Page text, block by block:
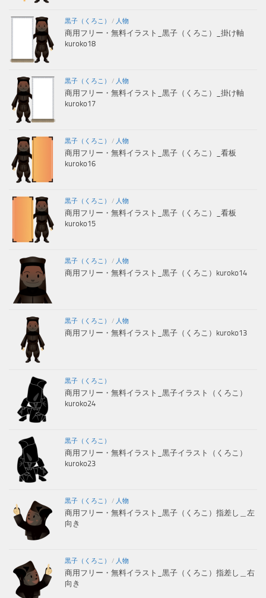
黒子（くろこ） / 人物
商用フリー・無料イラスト_黒子（くろこ）_掛け軸
kuroko18
黒子（くろこ） / 人物
商用フリー・無料イラスト_黒子（くろこ）_掛け軸
kuroko17
黒子（くろこ） / 人物
商用フリー・無料イラスト_黒子（くろこ）_看板
kuroko16
黒子（くろこ） / 人物
商用フリー・無料イラスト_黒子（くろこ）_看板
kuroko15
黒子（くろこ） / 人物
商用フリー・無料イラスト_黒子（くろこ）kuroko14
黒子（くろこ） / 人物
商用フリー・無料イラスト_黒子（くろこ）kuroko13
黒子（くろこ）
商用フリー・無料イラスト_黒子イラスト（くろこ）
kuroko24
黒子（くろこ）
商用フリー・無料イラスト_黒子イラスト（くろこ）
kuroko23
黒子（くろこ） / 人物
商用フリー・無料イラスト_黒子（くろこ）指差し＿左
向き
黒子（くろこ） / 人物
商用フリー・無料イラスト_黒子（くろこ）指差し＿右
向き